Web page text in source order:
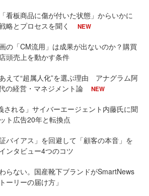
看板商品に傷が付いた状態」からいかに
略とプロセスを聞く
NEW
の「CM流用」は成果が出ないのか？購買
頭売上を動かす条件
えて“超属人化”を選ぶ理由 アナグラム阿
の経営・マネジメント論
NEW
される」サイバーエージェント内藤氏に聞
ト広告20年と転換点
バイアス」を回避して「顧客の本音」を
ンタビュー4つのコツ
らない。国産靴下ブランドがSmartNews
ーリーの届け方」